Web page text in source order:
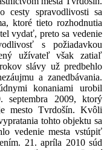
cesty spravodlivosti sa
ktoré tieto rozhodnutia
vydať, preto sa vedenie
s požiadavkou
užívateľ však zatiaľ
slávy už predbehlo
a zanedbávania.
konaniami urobil
septembra 2009, ktorý
mesto Tvrdošín. Kvôli
tohto objektu sa
vedenie mesta vstúpiť
21. apríla 2010 súd